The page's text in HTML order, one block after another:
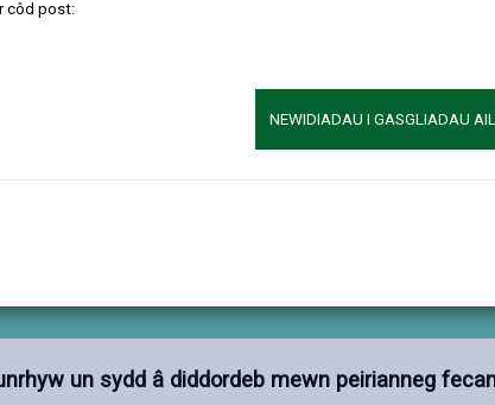
côd post:
NEWIDIADAU I GASGLIADAU
Systemau a Gweithdrefnau
Mewnwelediad i weithrediadau
Cynorthwyo a chysgodi staff profiadol,
un sydd â diddordeb mewn peirianneg